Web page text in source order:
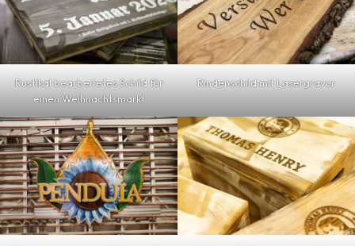
Rustikal bearbeitetes Schild für
einen Weihnachtsmarkt
Rindenschild mit Lasergravur